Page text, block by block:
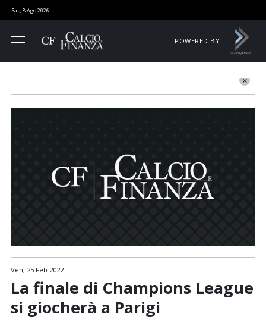
Sab, 8 Ago 2026
POWERED BY
Ven, 25 Feb 2022
La finale di Champions League
si giocherà a Parigi